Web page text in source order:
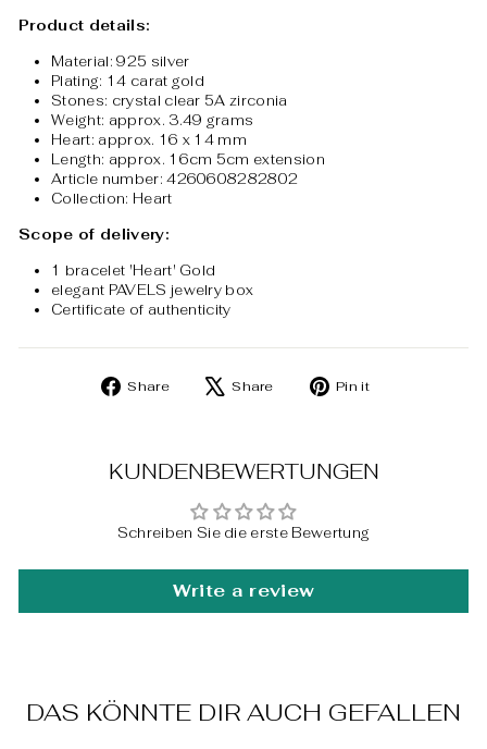
Product details:
Material: 925 silver
Plating: 14 carat gold
Stones: crystal clear 5A zirconia
Weight: approx. 3.49 grams
Heart: approx. 16 x 14 mm
Length: approx. 16cm 5cm extension
Article number: 4260608282802
Collection: Heart
Scope of delivery:
1 bracelet 'Heart' Gold
elegant PAVELS jewelry box
Certificate of authenticity
Share
Share Share
Tweet Pin it
KUNDENBEWERTUNGEN
Schreiben Sie die erste Bewertung
Write a review
DAS KÖNNTE DIR AUCH GEFALLEN